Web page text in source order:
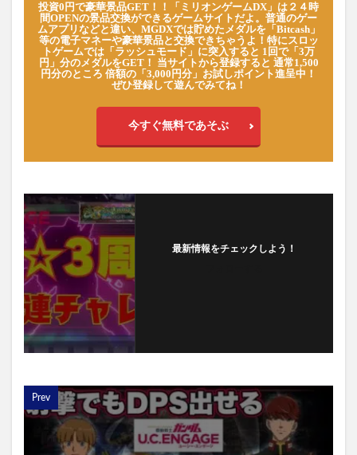
投資0円で豪華景品GET！！「ミリオンゲームDX」は２４時
間OPENの景品交換ができるゲームサイトだよ。普通のゲー
ムアプリなどと違い、MGDXでは貯めたメダルを「Bitcash」
等の電子マネーや豪華景品と交換できちゃうよ！特にスロッ
トゲームでは「ラッシュモード」に突入すると 1回で「3万
円」分のメダルをGET！ 当サイトから登録すると 通常1,500
円分のところ 倍額の「3,000円分」お試しポイント進呈中！
ぜひ登録して遊んでみてね！
今すぐ無料であそぶ
最新情報をチェックしよう！
Prev